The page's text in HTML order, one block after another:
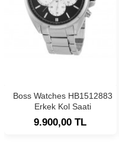
Boss Watches HB1512883
Erkek Kol Saati
9.900,00 TL